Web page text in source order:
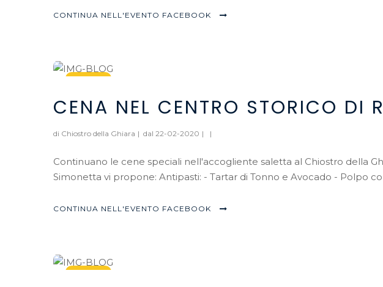
CONTINUA NELL'EVENTO FACEBOOK
Feb, 2020
CENA NEL CENTRO STORICO DI
di Chiostro della Ghiara | dal 22-02-2020 | |
Continuano le cene speciali nell'accogliente saletta al Chiostro della
Simonetta vi propone: Antipasti: - Tartar di Tonno e Avocado - Polpo
CONTINUA NELL'EVENTO FACEBOOK